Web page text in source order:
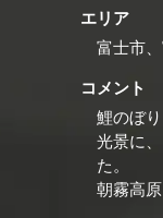
エリア
富士市
コメント
鯉のぼ
光景に
た。
朝霧高